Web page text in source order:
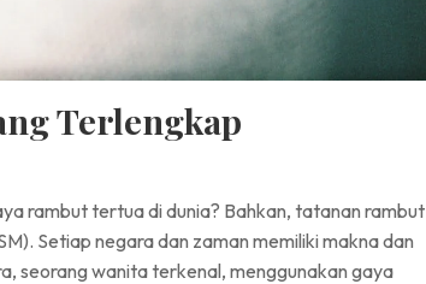
Terlengkap
rambut tertua di dunia? Bahkan, tatanan rambut
Setiap negara dan zaman memiliki makna dan
seorang wanita terkenal, menggunakan gaya